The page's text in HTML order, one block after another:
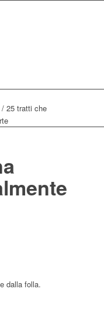
/ 25 tratti che
dalla folla.